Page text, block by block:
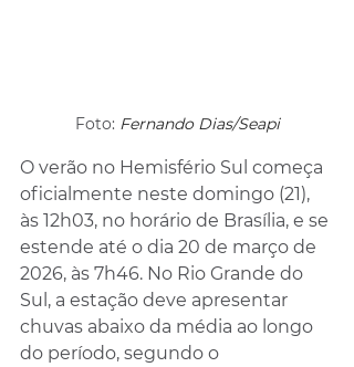
Foto: Fernando Dias/Seapi
O verão no Hemisfério Sul começa
oficialmente neste domingo (21),
às 12h03, no horário de Brasília, e se
estende até o dia 20 de março de
2026, às 7h46. No Rio Grande do
Sul, a estação deve apresentar
chuvas abaixo da média ao longo
do período, segundo o